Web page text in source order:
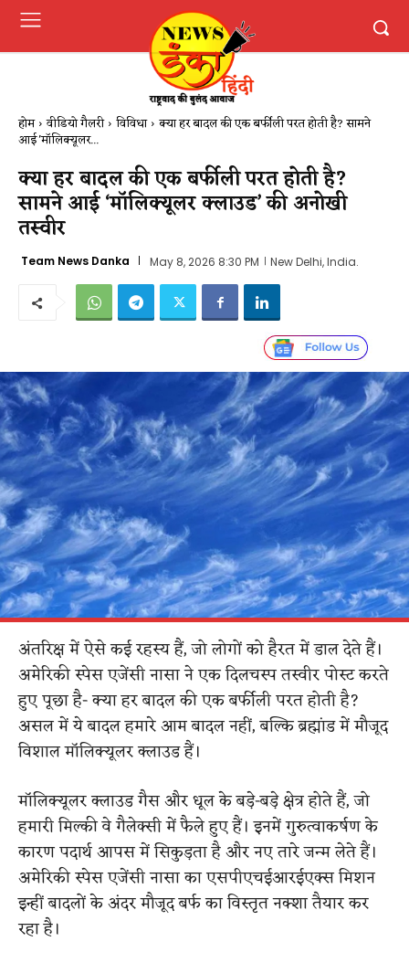
होम वीडियो गैलरी विविधा क्या हर बादल की एक बर्फीली परत होती है? सामने
आई 'मॉलिक्यूलर...
क्या हर बादल की एक बर्फीली परत होती है?
सामने आई ‘मॉलिक्यूलर क्लाउड’ की अनोखी
तस्वीर
Team News Danka May 8, 2026 8:30 PM New Delhi, India.
अंतरिक्ष में ऐसे कई रहस्य हैं, जो लोगों को हैरत में डाल देते हैं।
अमेरिकी स्पेस एजेंसी नासा ने एक दिलचस्प तस्वीर पोस्ट करते
हुए पूछा है- क्या हर बादल की एक बर्फीली परत होती है?
असल में ये बादल हमारे आम बादल नहीं, बल्कि ब्रह्मांड में मौजूद
विशाल मॉलिक्यूलर क्लाउड हैं।
मॉलिक्यूलर क्लाउड गैस और धूल के बड़े-बड़े क्षेत्र होते हैं, जो
हमारी मिल्की वे गैलेक्सी में फैले हुए हैं। इनमें गुरुत्वाकर्षण के
कारण पदार्थ आपस में सिकुड़ता है और नए तारे जन्म लेते हैं।
अमेरिकी स्पेस एजेंसी नासा का एसपीएचईआरईएक्स मिशन
इन्हीं बादलों के अंदर मौजूद बर्फ का विस्तृत नक्शा तैयार कर
रहा है।